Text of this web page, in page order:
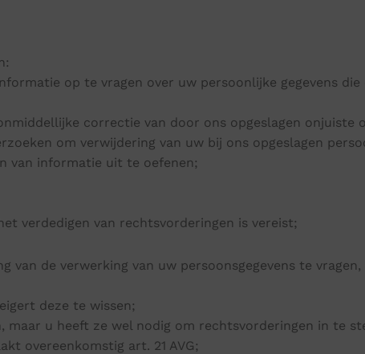
op te vragen over uw persoonlijke gegevens
correctie van door ons opgeslagen onjuiste
om verwijdering van uw bij ons opgeslagen
van informatie uit te oefenen;
verdedigen van rechtsvorderingen is vereist;
van de verwerking van uw persoonsgegevens te
deze te wissen;
maar u heeft ze wel nodig om rechtsvorderingen in te
overeenkomstig art. 21 AVG;